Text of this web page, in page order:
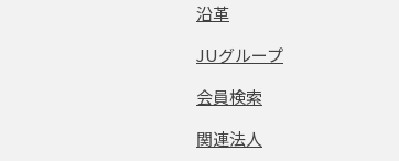
沿革
JUグループ
会員検索
関連法人